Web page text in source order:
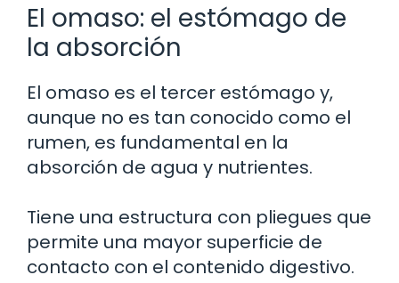
El omaso: el estómago de
la absorción
El omaso es el tercer estómago y,
aunque no es tan conocido como el
rumen, es fundamental en la
absorción de agua y nutrientes.
Tiene una estructura con pliegues que
permite una mayor superficie de
contacto con el contenido digestivo.